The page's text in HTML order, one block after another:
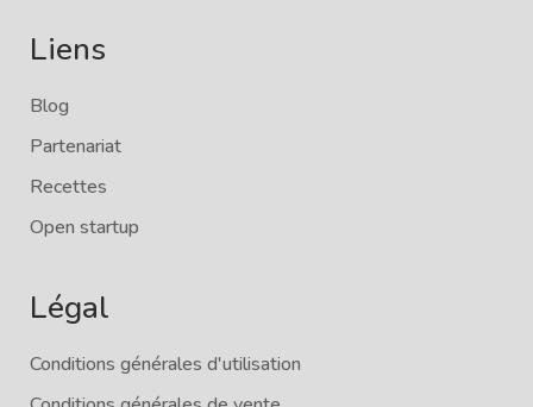
Liens
Blog
Partenariat
Recettes
Open startup
Légal
Conditions générales d'utilisation